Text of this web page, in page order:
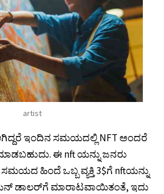
artist
ಇಂದಿನ ಸಮಯದಲ್ಲಿ NFT ಅಂದರೆ
ಈ nft ಯನ್ನು ಜನರು
ಹಿಂದೆ ಒಬ್ಬ ವ್ಯಕ್ತಿ 3$ಗೆ nftಯನ್ನು
ಡಾಲರ್‌ಗೆ ಮಾರಾಟವಾಯಿತಂತೆ, ಇದು